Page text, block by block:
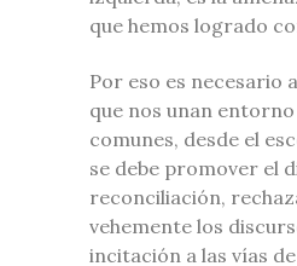
que hemos logrado
Por eso es necesario
que nos unan entorno
comunes, desde el
se debe promover el
reconciliación,
vehemente los
incitación a las vías